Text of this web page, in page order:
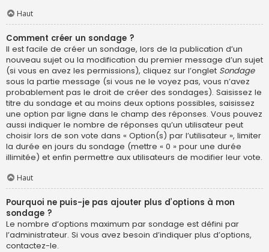
Haut
Comment créer un sondage ?
Il est facile de créer un sondage, lors de la publication d’un
nouveau sujet ou la modification du premier message d’un sujet
(si vous en avez les permissions), cliquez sur l’onglet Sondage
sous la partie message (si vous ne le voyez pas, vous n’avez
probablement pas le droit de créer des sondages). Saisissez le
titre du sondage et au moins deux options possibles, saisissez
une option par ligne dans le champ des réponses. Vous pouvez
aussi indiquer le nombre de réponses qu’un utilisateur peut
choisir lors de son vote dans « Option(s) par l’utilisateur », limiter
la durée en jours du sondage (mettre « 0 » pour une durée
illimitée) et enfin permettre aux utilisateurs de modifier leur vote.
Haut
Pourquoi ne puis-je pas ajouter plus d’options à mon
sondage ?
Le nombre d’options maximum par sondage est défini par
l’administrateur. Si vous avez besoin d’indiquer plus d’options,
contactez-le.